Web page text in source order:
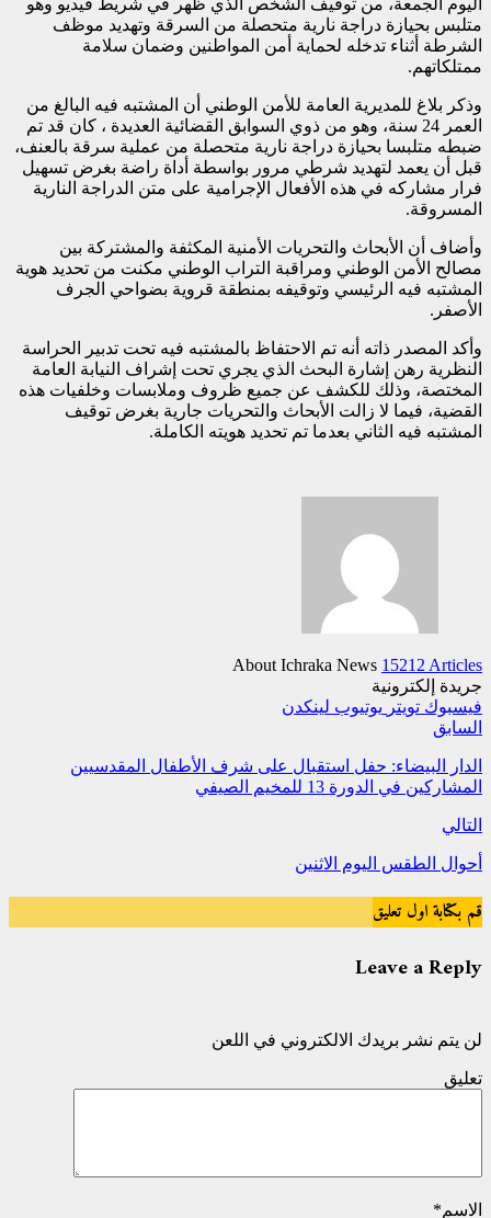
متلبس بحيازة دراجة نارية متحصلة من السرقة وتهديد موظف
الشرطة أثناء تدخله لحماية أمن المواطنين وضمان سلامة
ممتلكاتهم.
وذكر بلاغ للمديرية العامة للأمن الوطني أن المشتبه فيه البالغ من
العمر 24 سنة، وهو من ذوي السوابق القضائية العديدة ، كان قد تم
ضبطه متلبسا بحيازة دراجة نارية متحصلة من عملية سرقة بالعنف،
قبل أن يعمد لتهديد شرطي مرور بواسطة أداة راضة بغرض تسهيل
فرار مشاركه في هذه الأفعال الإجرامية على متن الدراجة النارية
المسروقة.
وأضاف أن الأبحاث والتحريات الأمنية المكثفة والمشتركة بين
مصالح الأمن الوطني ومراقبة التراب الوطني مكنت من تحديد هوية
المشتبه فيه الرئيسي وتوقيفه بمنطقة قروية بضواحي الجرف
الأصفر.
وأكد المصدر ذاته أنه تم الاحتفاظ بالمشتبه فيه تحت تدبير الحراسة
النظرية رهن إشارة البحث الذي يجري تحت إشراف النيابة العامة
المختصة، وذلك للكشف عن جميع ظروف وملابسات وخلفيات هذه
القضية، فيما لا زالت الأبحاث والتحريات جارية بغرض توقيف
المشتبه فيه الثاني بعدما تم تحديد هويته الكاملة.
About Ichraka News 15212 Articles
جريدة إلكترونية
فيسبوك تويتر يوتيوب لينكدن
السابق
الدار البيضاء: حفل استقبال على شرف الأطفال المقدسيين
المشاركين في الدورة 13 للمخيم الصيفي
التالي
أحوال الطقس اليوم الاثنين
قم بكتابة اول تعليق
Leave a Reply
لن يتم نشر بريدك الالكتروني في اللعن
تعليق
الاسم*